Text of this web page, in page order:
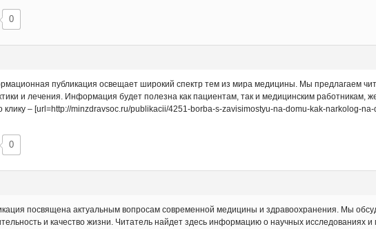
0
публикация освещает широкий спектр тем из мира медицины. Мы предлагаем
и лечения. Информация будет полезна как пациентам, так и медицинским работникам,
клику – [url=http://minzdravsoc.ru/publikacii/4251-borba-s-zavisimostyu-na-domu-kak-narkolog-
0
посвящена актуальным вопросам современной медицины и здравоохранения. Мы
и качество жизни. Читатель найдет здесь информацию о научных исследованиях